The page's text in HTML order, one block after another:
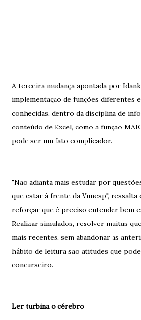
A terceira mudança apontada por
implementação de funções diferentes
conhecidas, dentro da disciplina de
conteúdo de Excel, como a função
pode ser um fato complicador.
"Não adianta mais estudar por
que estar à frente da Vunesp", ressalta
reforçar que é preciso entender bem
Realizar simulados, resolver muitas
mais recentes, sem abandonar as
hábito de leitura são atitudes que
concurseiro.
Ler turbina o cérebro